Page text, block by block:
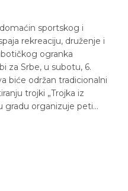
sportskog i
rekreaciju, druženje i
ogranka
za Srbe, u subotu, 6.
biće održan tradicionalni
trojki „Trojka iz
gradu organizuje peti…